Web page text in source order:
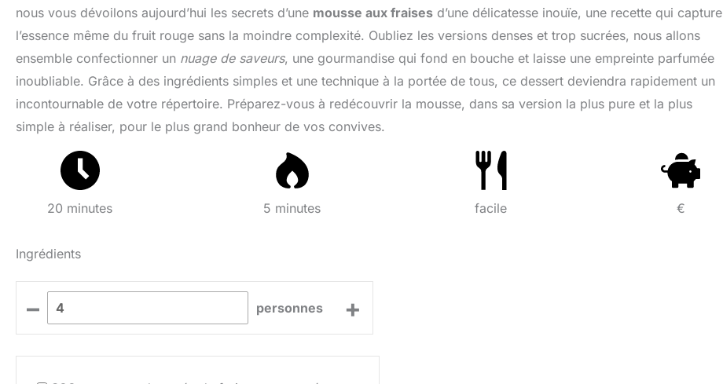
nous vous dévoilons aujourd’hui les secrets d’une mousse aux fraises d’une délicatesse inouïe, une recette qui capture
l’essence même du fruit rouge sans la moindre complexité. Oubliez les versions denses et trop sucrées, nous allons
ensemble confectionner un nuage de saveurs, une gourmandise qui fond en bouche et laisse une empreinte parfumée
inoubliable. Grâce à des ingrédients simples et une technique à la portée de tous, ce dessert deviendra rapidement un
incontournable de votre répertoire. Préparez-vous à redécouvrir la mousse, dans sa version la plus pure et la plus
simple à réaliser, pour le plus grand bonheur de vos convives.
20 minutes 5 minutes facile €
Ingrédients
– personnes +